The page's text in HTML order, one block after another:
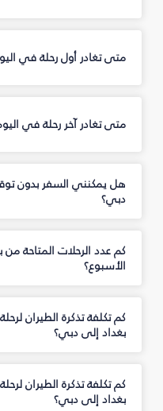
متى تغادر أول رحلة في
متى تغادر آخر رحلة في
هل يمكنني السفر بدون
دبي؟
كم عدد الرحلات المتاحة
الأسبوع؟
كم تكلفة تذكرة الطيران
بغداد إلى دبي؟
كم تكلفة تذكرة الطيران
بغداد إلى دبي؟